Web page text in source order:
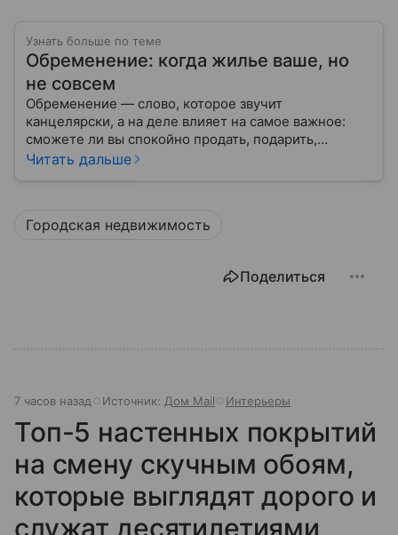
Узнать больше по теме
Обременение: когда жилье ваше, но
не совсем
Обременение — слово, которое звучит
канцелярски, а на деле влияет на самое важное:
сможете ли вы спокойно продать, подарить,
заложить или даже иногда нормально пользоваться
Читать дальше
Городская недвижимость
Поделиться
7 часов назад Источник: Дом Mail Интерьеры
Топ-5 настенных покрытий
на смену скучным обоям,
которые выглядят дорого и
служат десятилетиями